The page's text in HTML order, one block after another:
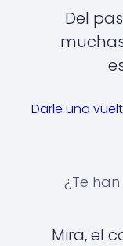
Del
Darle una
¿Te
Mira, el